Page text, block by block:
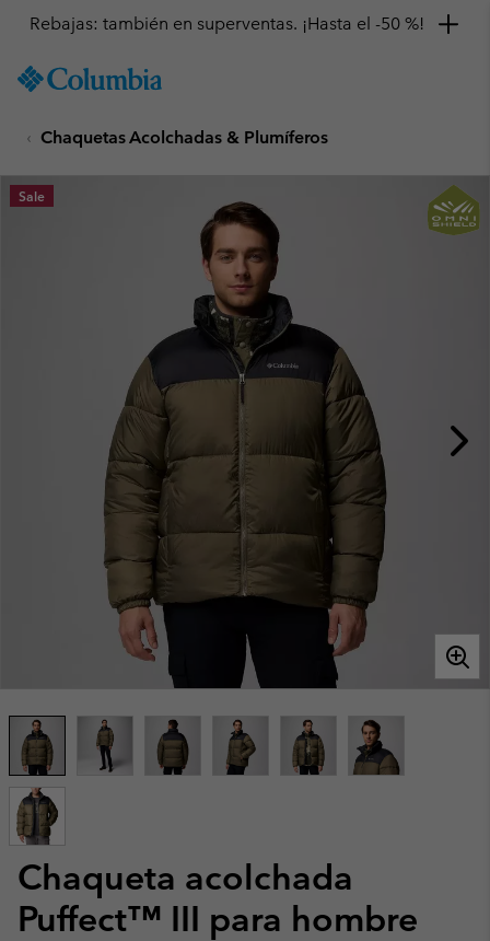
TO
SKIP
MAIN
NAV
Rebajas: también en superventas. ¡Hasta el -50 %!
Chaquetas Acolchadas & Plumíferos
Chaqueta acolchada
Puffect™ III para hombre
Sale